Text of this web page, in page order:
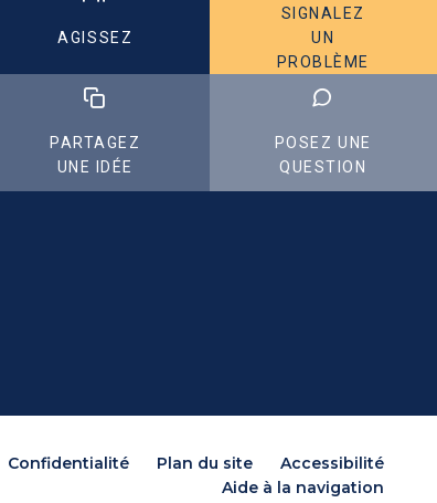
AGISSEZ
SIGNALEZ
UN
PROBLÈME
PARTAGEZ
UNE IDÉE
POSEZ UNE
QUESTION
Confidentialité Plan du site
Accessibilité
Aide à la navigation